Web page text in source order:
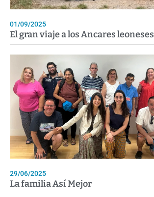
01/09/2025
El gran viaje a los Ancares leoneses
29/06/2025
La familia Así Mejor